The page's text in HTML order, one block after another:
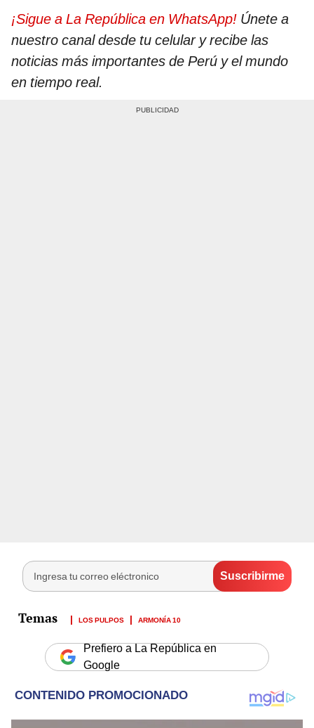
¡Sigue a La República en WhatsApp! Únete a
nuestro canal desde tu celular y recibe las
noticias más importantes de Perú y el mundo
en tiempo real.
LOS PULPOS ARMONÍA 10
Prefiero a La República en
Google